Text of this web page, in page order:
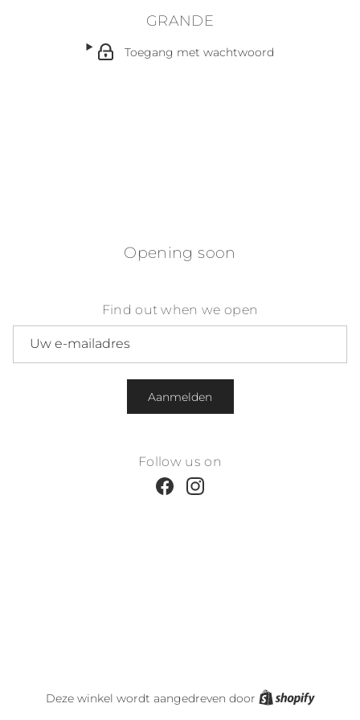
GRANDE
Toegang met wachtwoord
Opening soon
Find out when we open
Aanmelden
Follow us on
FacebookInstagram
Deze winkel wordt aangedreven door Shopify